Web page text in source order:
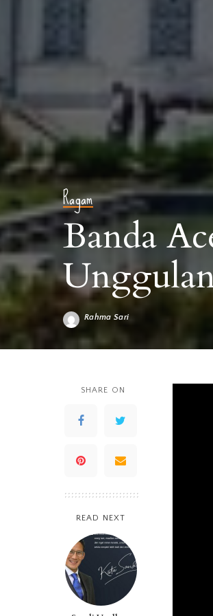
Ragam
Banda
Posted
Rahma Sari
SHARE ON
READ NEXT